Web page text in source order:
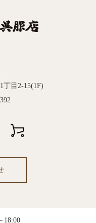
丁目2-15(1F)
18:00